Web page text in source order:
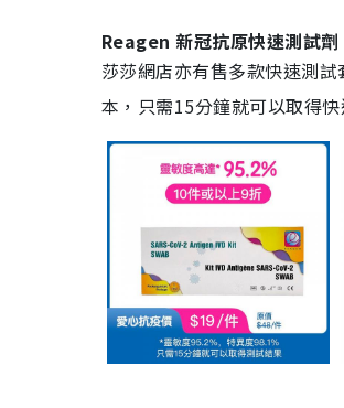
Reagen 新冠抗原快速測試劑
莎莎網店亦有售多款快速測
本，只需15分鐘就可以取得